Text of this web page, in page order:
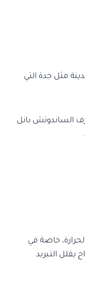
مثل جدة التي
الساندوتش بانل
خاصة في
يقلل التبريد